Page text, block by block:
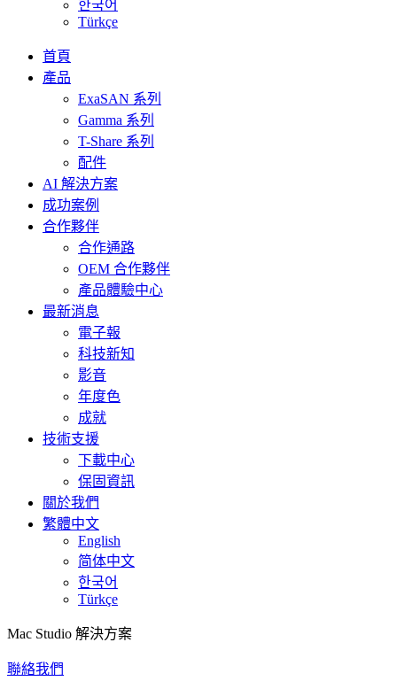
한국어
Türkçe
首頁
產品
ExaSAN 系列
Gamma 系列
T-Share 系列
配件
AI 解決方案
成功案例
合作夥伴
合作通路
OEM 合作夥伴
產品體驗中心
最新消息
電子報
科技新知
影音
年度色
成就
技術支援
下載中心
保固資訊
關於我們
繁體中文
English
简体中文
한국어
Türkçe
Mac Studio 解決方案
聯絡我們